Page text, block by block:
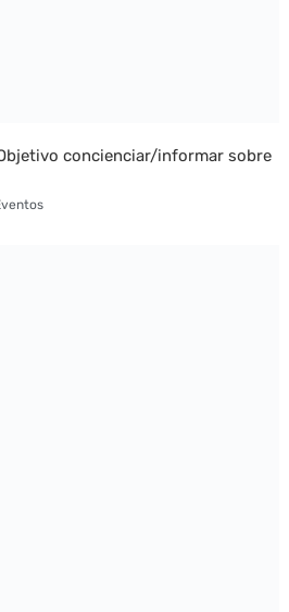
concienciar/informar sobre